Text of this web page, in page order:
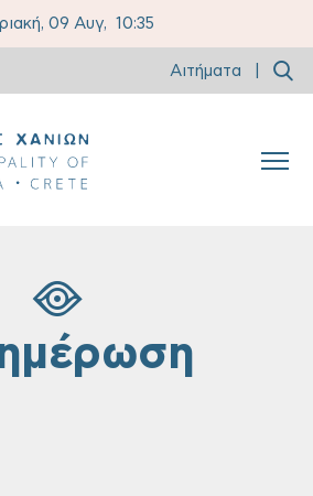
09 Αυγ, 10:35
Αιτήματα